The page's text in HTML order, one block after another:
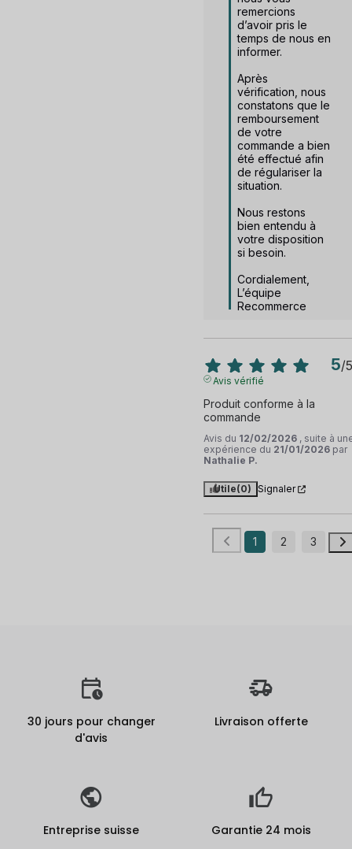
remercions
d’avoir pris le
temps de nous en
informer.
Après
vérification, nous
constatons que le
remboursement
de votre
commande a bien
été effectué afin
de régulariser la
situation.
Nous restons
bien entendu à
votre disposition
si besoin.
Cordialement,
L’équipe
Recommerce
5/5
Avis vérifié
Produit conforme à la
commande
Avis du 12/02/2026 , suite à
expérience du 21/01/2026 par
Nathalie P.
Utile(0) Signaler
1 2 3
30 jours pour changer
d'avis
Livraison offerte
Entreprise suisse Garantie 24 mois